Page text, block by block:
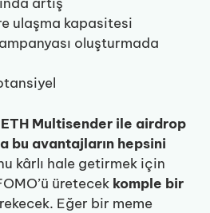
ulaşma kapasitesi
oluşturmada
ETH Multisender ile airdrop
bu avantajların hepsini
kârlı hale getirmek için
üretecek komple bir
Eğer bir meme